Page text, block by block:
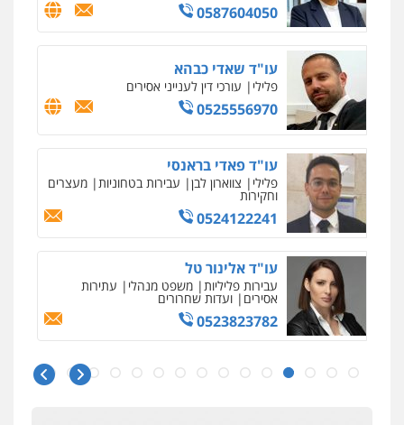
0587604050
עו"ד שאדי כבהא
פלילי עורכי דין לענייני אסירים
0525556970
עו"ד פאדי בראנסי
פלילי צווארון לבן עבירות בטחוניות מעצרים
וחקירות
0524122241
עו"ד אלינור טל
עבירות פליליות משפט מנהלי עתירות
אסירים ועדות שחרורים
0523823782
עו"ד אמיר כהן
ניר קידר – צלם
0504578527